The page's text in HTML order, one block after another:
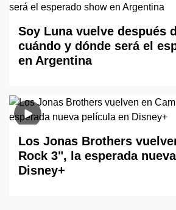
Soy Luna vuelve después
cuándo y dónde será el
en Argentina
Los Jonas Brothers
Rock 3", la esperada
Disney+